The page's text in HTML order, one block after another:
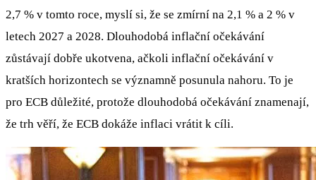
2,7 % v tomto roce, myslí si, že se zmírní na 2,1 % a 2 % v
letech 2027 a 2028. Dlouhodobá inflační očekávání
zůstávají dobře ukotvena, ačkoli inflační očekávání v
kratších horizontech se významně posunula nahoru. To je
pro ECB důležité, protože dlouhodobá očekávání znamenají,
že trh věří, že ECB dokáže inflaci vrátit k cíli.